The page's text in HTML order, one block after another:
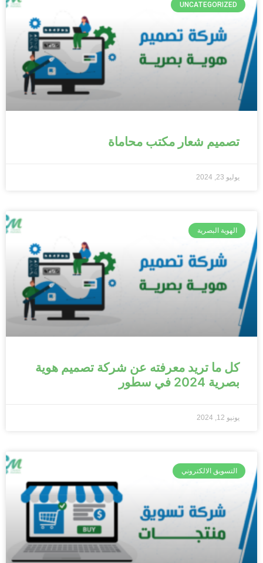
UNCATEGORIZED
تصميم شعار مكتب محاماة
يوليو 23, 2024
الهوية البصرية
كل ما تريد معرفته عن شركة تصميم هوية
بصرية 2024 في سطور
يونيو 12, 2024
التسويق الالكتروني